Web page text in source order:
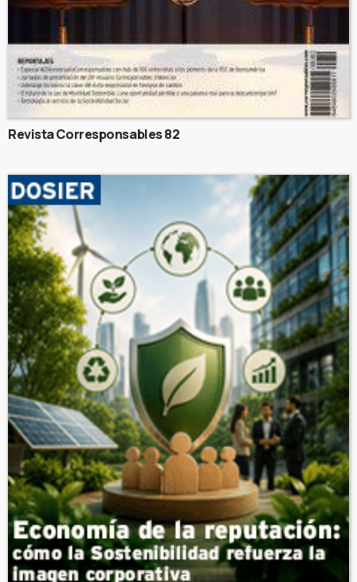
Revista Corresponsables 82